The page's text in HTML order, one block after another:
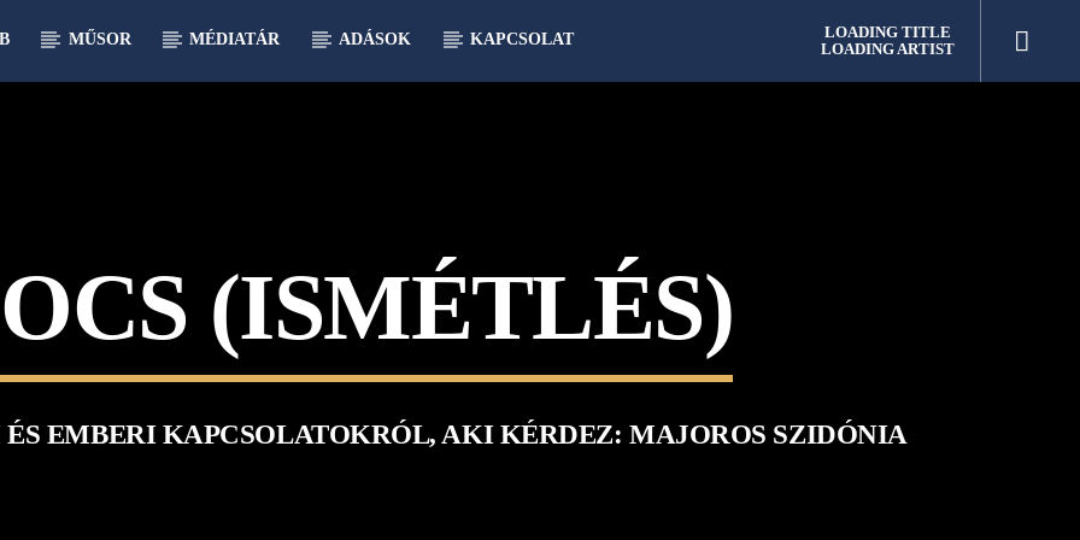
MŰSOR MÉDIATÁR ADÁSOK KAPCSOLAT
LOADING TITLE
LOADING ARTIST
(ISMÉTLÉS)
EMBERI KAPCSOLATOKRÓL, AKI KÉRDEZ: MAJOROS SZIDÓNIA